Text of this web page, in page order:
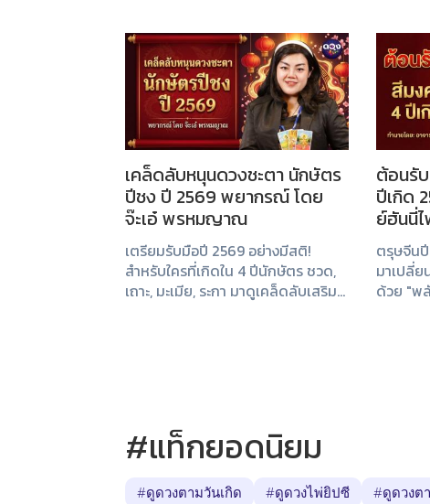
เคล็ดลับหนุนดวงชะตา นักษัตร
ปีชง ปี 2569 พยากรณ์ โดย
จ๊ะเอ๋ พรหมญาณ
เตรียมรับมือปี 2569 อย่างมีสติ!
สำหรับใครที่เกิดใน 4 ปีนักษัตร ชวด,
เถาะ, มะเมีย, ระกา มาดูเคล็ดลับเสริม
ต้อนรั
ปีเกิด
ย์ฮันนี่
ตรุษจีน
มาเปลี่ย
ด้วย "พ
สำหรั
เปลี่ยน
#แท็กยอดนิยม
#ดูดวงตามวันเกิด #ดูดวงไพ่ยิปซี #ดูดวงต